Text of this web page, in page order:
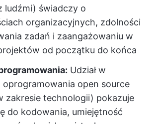
ludźmi) świadczy o
organizacyjnych, zdolności
zadań i zaangażowaniu w
od początku do końca
Udział w
open source
zakresie technologii) pokazuje
do kodowania, umiejętność